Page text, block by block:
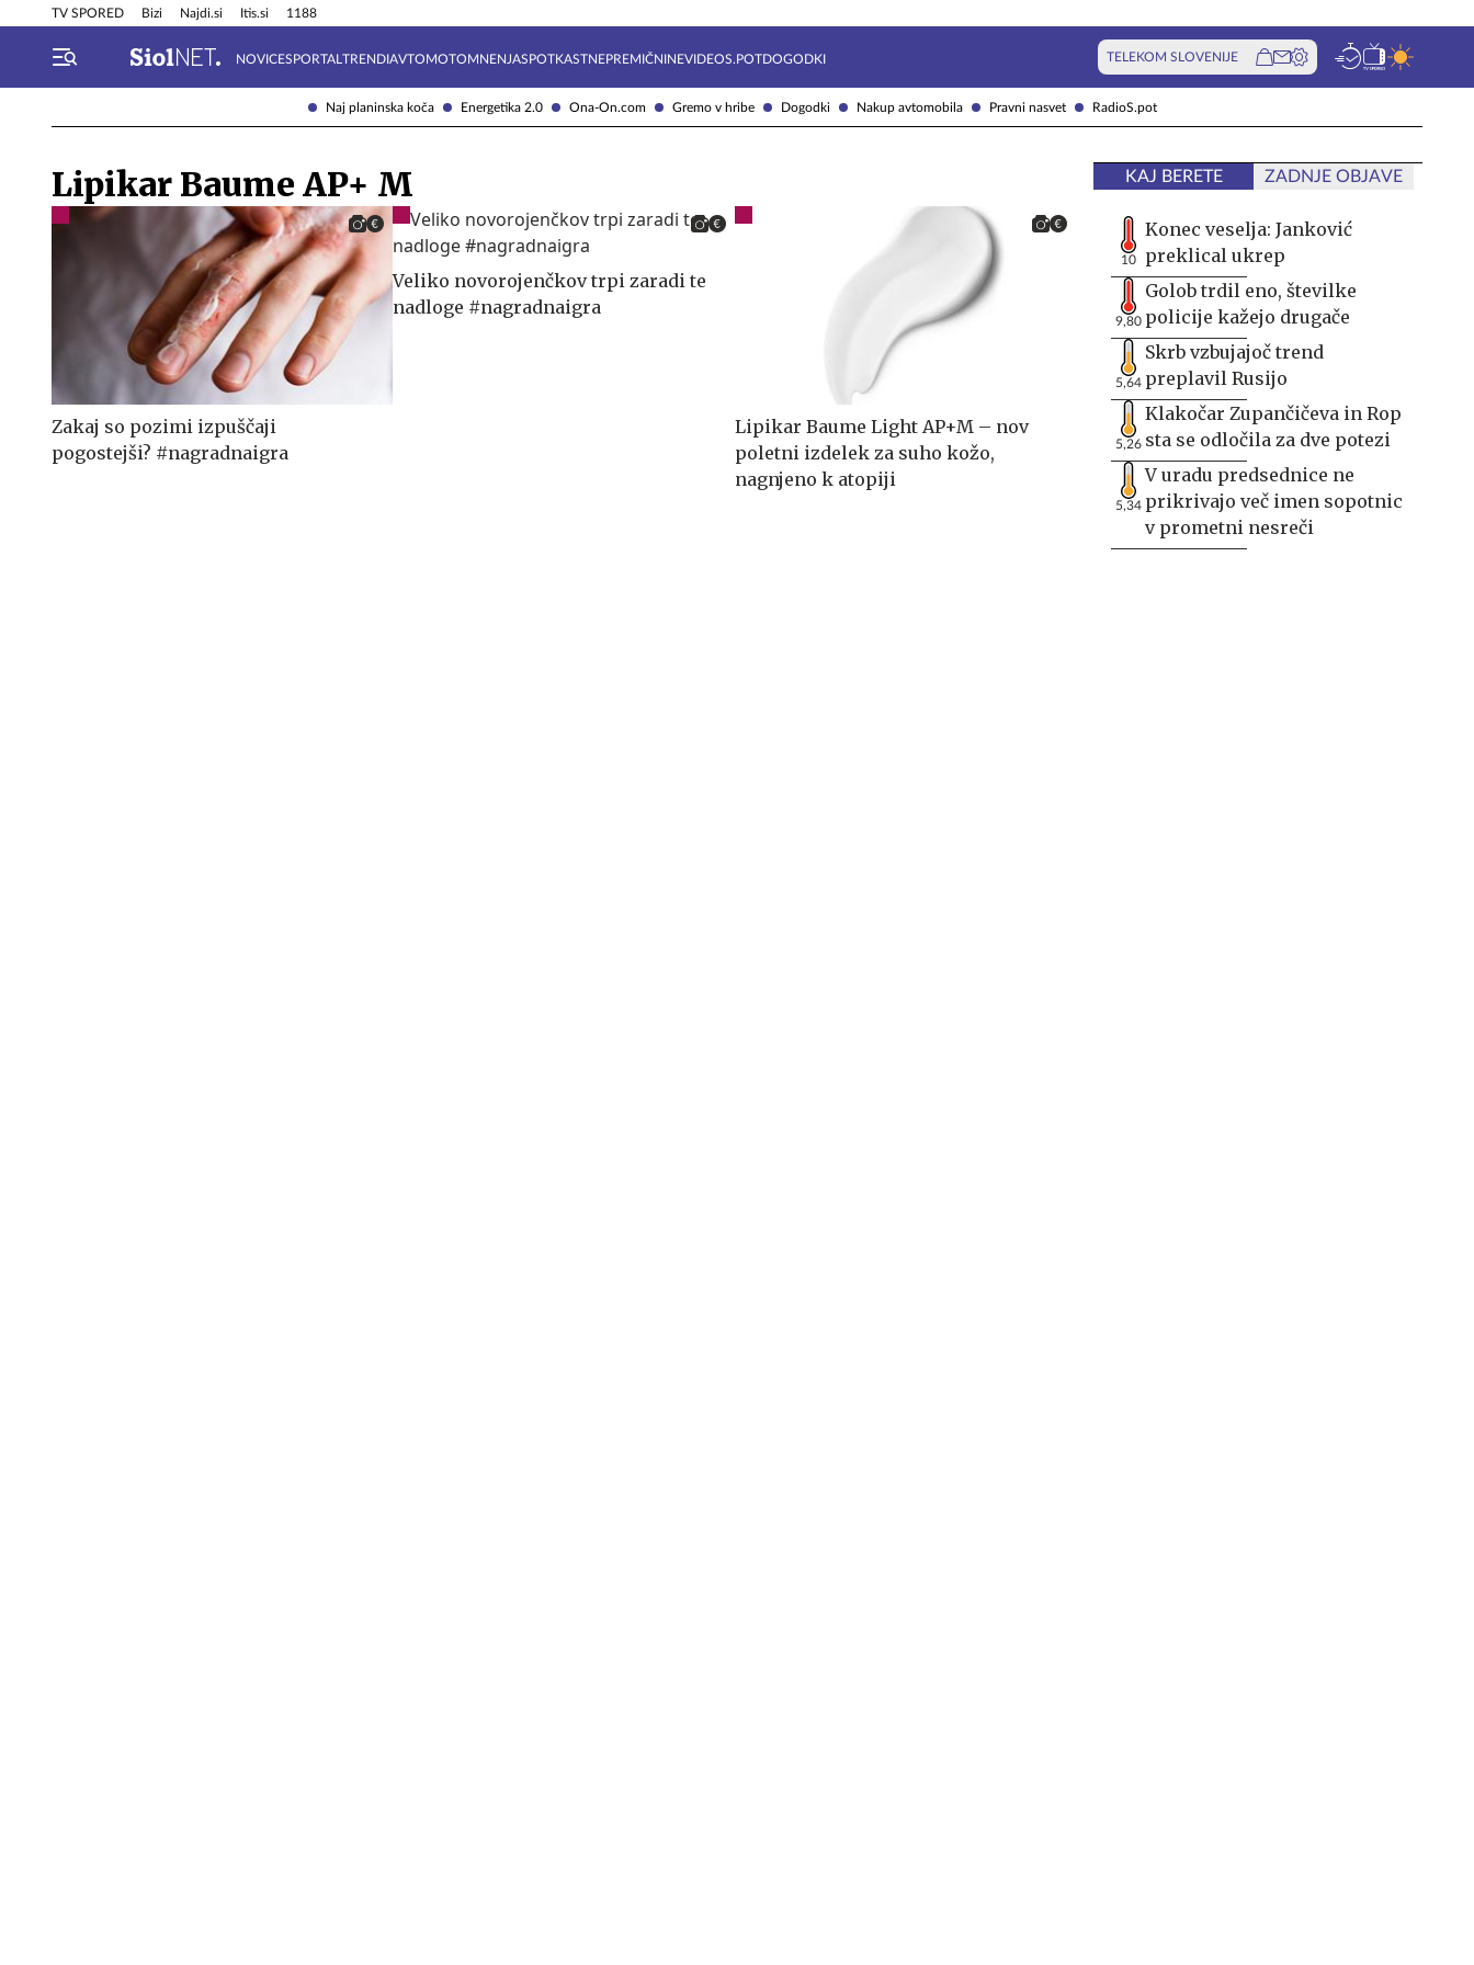
Naj planinska koča Energetika 2.0 Ona-On.com Gremo v hribe Dogodki Nakup avtomobila Pravni nasvet RadioS.pot
TV SPORED Bizi Najdi.si Itis.si 1188
NOVICESPORTAL TRENDIAVTOMOTOMNENJASPOTKASTNEPREMIČNINEVIDEOS.POTDOGODKI TELEKOM SLOVENIJE
Info in obvestila Tehnik
Lipikar Baume AP+ M
Zakaj so pozimi izpuščaji
pogostejši? #nagradnaigra
Veliko novorojenčkov trpi zaradi te
nadloge #nagradnaigra
Lipikar Baume Light AP+M – nov
poletni izdelek za suho kožo,
nagnjeno k atopiji
KAJ BERETE ZADNJE OBJAVE
10
Konec veselja: Janković
preklical ukrep
9,80
Golob trdil eno, številke
policije kažejo drugače
5,64
Skrb vzbujajoč trend
preplavil Rusijo
5,26
Klakočar Zupančičeva in Rop
sta se odločila za dve potezi
5,34
V uradu predsednice ne
prikrivajo več imen sopotnic
v prometni nesreči